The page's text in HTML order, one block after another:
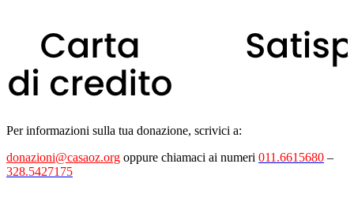
Per informazioni sulla tua donazione, scrivici a:
donazioni@casaoz.org oppure chiamaci ai numeri 011.6615680 –
328.5427175